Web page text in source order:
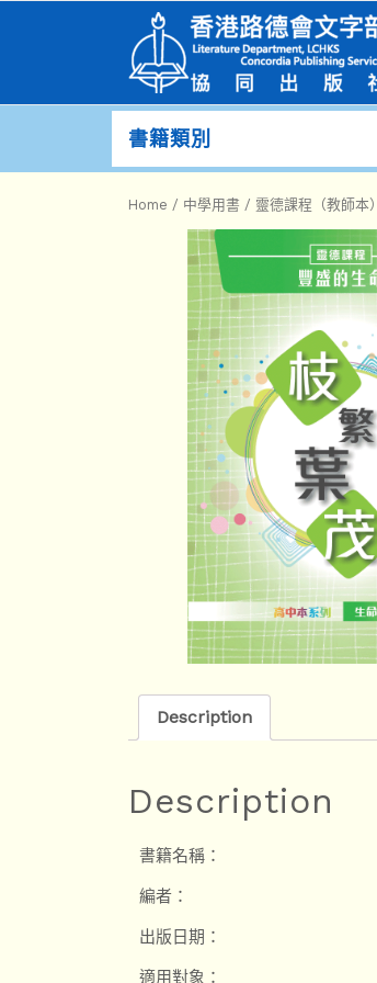
書籍類別
Home / 中學用書 / 靈德課程（教師本）
Description
Description
書籍名稱：
編者：
出版日期：
適用對象：